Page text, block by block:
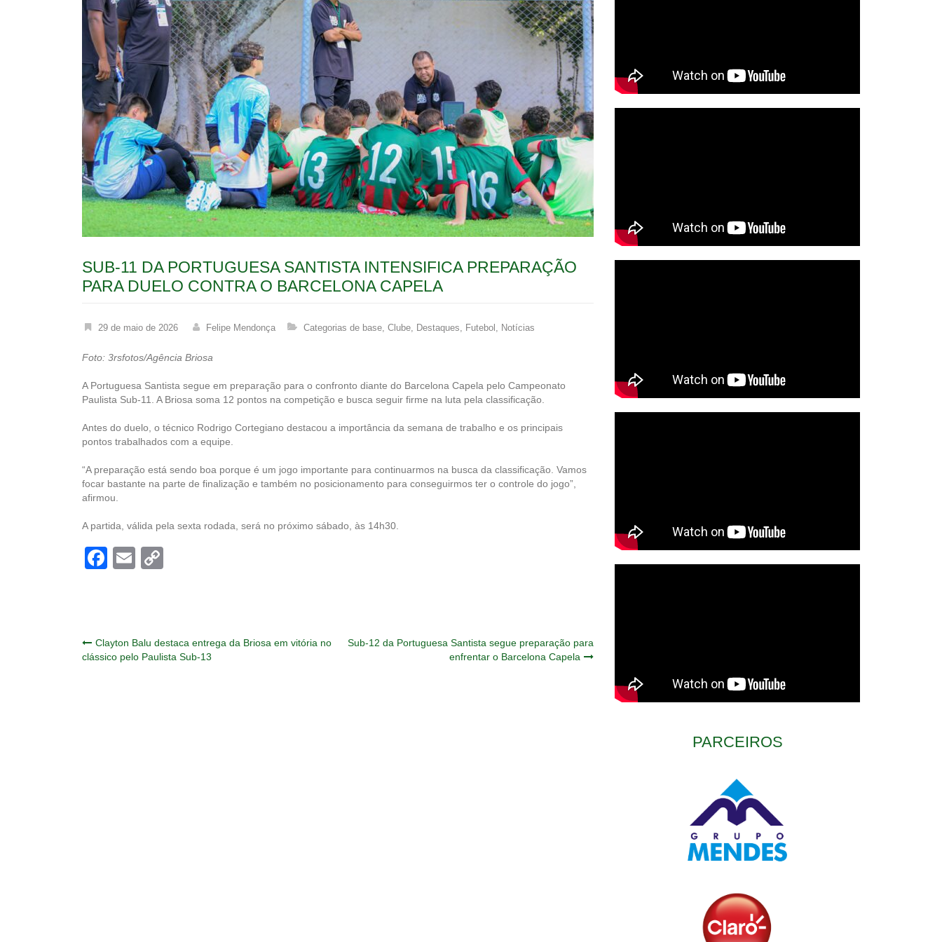
SUB-11 DA PORTUGUESA SANTISTA INTENSIFICA PREPARAÇÃO
PARA DUELO CONTRA O BARCELONA CAPELA
29 de maio de 2026 Felipe Mendonça Categorias de base, Clube, Destaques, Futebol , Notícias
Foto: 3rsfotos/Agência Briosa
A Portuguesa Santista segue em preparação para o confronto diante do Barcelona Capela pelo Campeonato
Paulista Sub-11. A Briosa soma 12 pontos na competição e busca seguir firme na luta pela classificação.
Antes do duelo, o técnico Rodrigo Cortegiano destacou a importância da semana de trabalho e os principais
pontos trabalhados com a equipe.
“A preparação está sendo boa porque é um jogo importante para continuarmos na busca da classificação. Vamos
focar bastante na parte de finalização e também no posicionamento para conseguirmos ter o controle do jogo”,
afirmou.
A partida, válida pela sexta rodada, será no próximo sábado, às 14h30.
Facebook
Email
Navegação
Clayton Balu destaca entrega da Briosa em vitória no
clássico pelo Paulista Sub-13
Sub-12 da Portuguesa Santista segue preparação para
enfrentar o Barcelona Capela
PARCEIROS